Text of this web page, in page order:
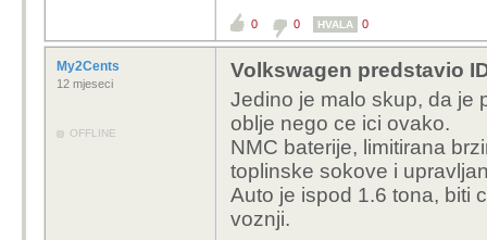
0 0 HVALA 0
My2Cents
12 mjeseci
OFFLINE
Volkswagen predstavio
Jedino je malo skup, da je
oblje nego ce ici ovako.
NMC baterije, limitirana
toplinske sokove i
Auto je ispod 1.6 tona, biti
voznji.